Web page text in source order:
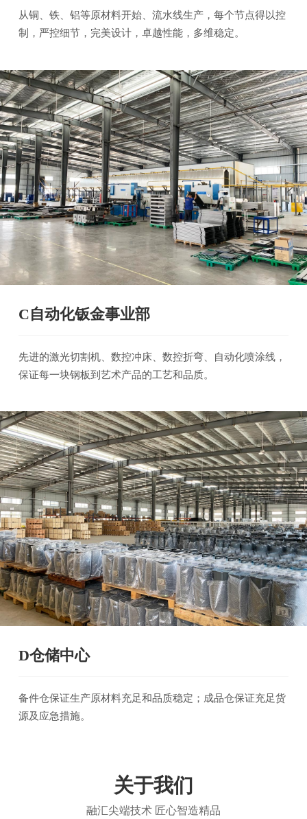
从铜、铁、铝等原材料开始、流水线生产，每个节点得以控
制，严控细节，完美设计，卓越性能，多维稳定。
C自动化钣金事业部
先进的激光切割机、数控冲床、数控折弯、自动化喷涂线，
保证每一块钢板到艺术产品的工艺和品质。
D仓储中心
备件仓保证生产原材料充足和品质稳定；成品仓保证充足货
源及应急措施。
关于我们